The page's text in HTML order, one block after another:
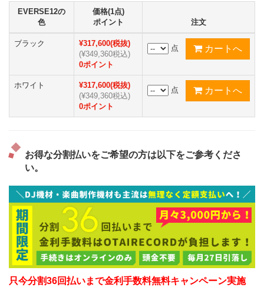
EVERSE12の
色
価格(1点)
ポイント
注文
ブラック
¥317,600(税抜)
(¥349,360税込)
0ポイント
点
ホワイト
¥317,600(税抜)
(¥349,360税込)
0ポイント
点
お得な分割払いをご希望の方は以下をご参考くださ
い。
只今分割36回払いまで金利手数料無料キャンペーン実施